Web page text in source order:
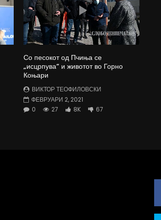
Со песокот од Пчиња се
„исцрпува“ и животот во Горно
Коњари
ВИКТОР ТЕОФИЛОВСКИ
ФЕВРУАРИ 2, 2021
0
27 8K 67